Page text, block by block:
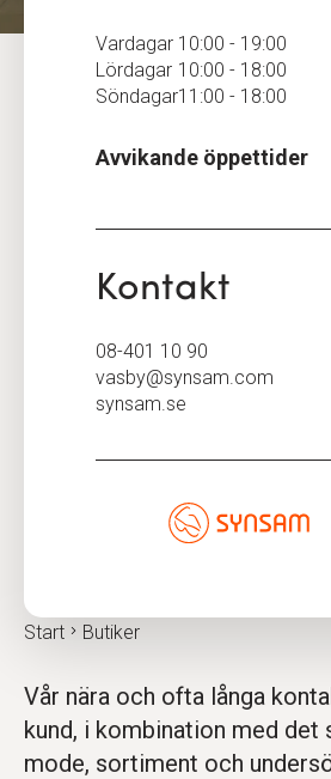
Start Butiker
Vår nära och ofta långa
kund, i kombination med det
mode, sortiment och
Vardagar 10:00 - 19:00
Lördagar 10:00 - 18:00
Söndagar11:00 - 18:00
Avvikande öppettider
Kontakt
08-401 10 90
vasby@synsam.com
synsam.se